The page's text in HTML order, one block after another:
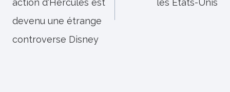
action d'Hercules est
devenu une étrange
controverse Disney
les États-Unis